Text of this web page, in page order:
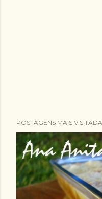
POSTAGENS MAIS